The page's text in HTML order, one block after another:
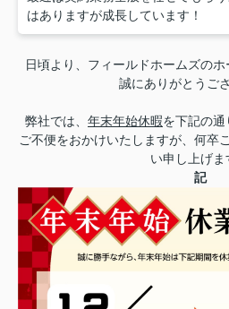
はありますが成長しています！
日頃より、フィールドホームズの
誠にありがとうご
弊社では、 年末年始休暇を下記の通
ご不便をおかけいたしますが、何卒
い申し上げま
記